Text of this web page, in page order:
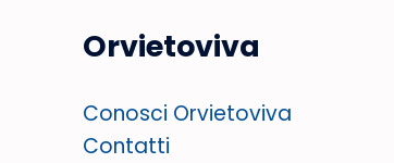
Orvietoviva
Conosci Orvietoviva
Contatti